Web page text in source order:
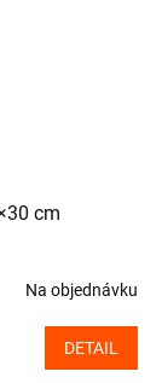
cm
Na objednávku
DETAIL